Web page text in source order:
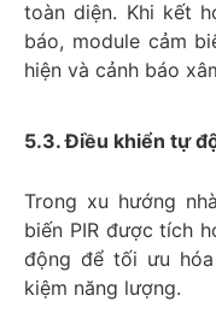
toàn diện. Khi kết
báo, module cảm
hiện và cảnh báo
5.3. Điều khiển tự
Trong xu hướng
biến PIR được tích
động để tối ưu
kiệm năng lượng.